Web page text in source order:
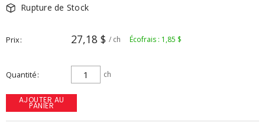
Rupture de Stock
Prix 27,18 $ / ch Écofrais : 1,85 $
Quantité ch
AJOUTER AU
PANIER